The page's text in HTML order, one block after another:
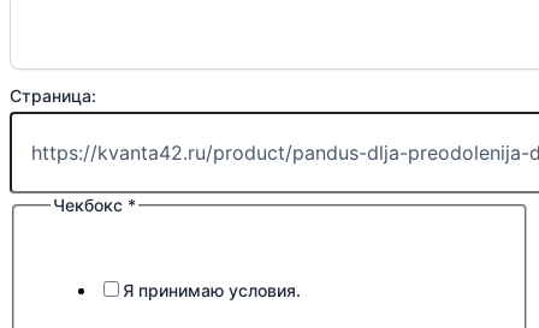
Страница:
Чекбокс *
Я принимаю условия.